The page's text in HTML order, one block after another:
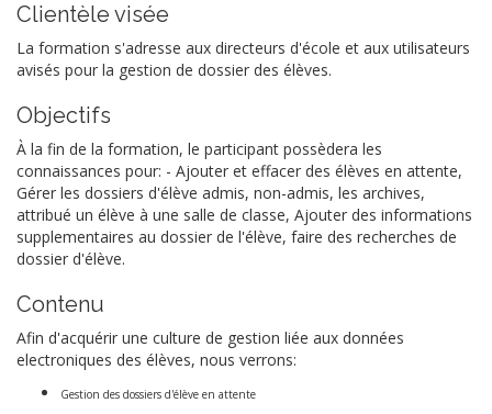
Clientèle visée
La formation s'adresse aux directeurs d'école et aux utilisateurs
avisés pour la gestion de dossier des élèves.
Objectifs
À la fin de la formation, le participant possèdera les
connaissances pour: - Ajouter et effacer des élèves en attente,
Gérer les dossiers d'élève admis, non-admis, les archives,
attribué un élève à une salle de classe, Ajouter des informations
supplementaires au dossier de l'élève, faire des recherches de
dossier d'élève.
Contenu
Afin d'acquérir une culture de gestion liée aux données
electroniques des élèves, nous verrons:
Gestion des dossiers d'élève en attente